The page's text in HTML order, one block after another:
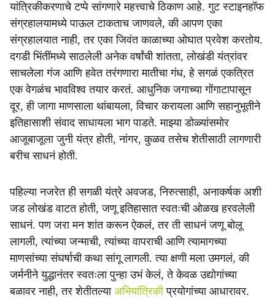
यांत्रिकीकरणाचे टप्पे सांगणारे महत्त्वाचे ठिकाण आहे. गुट स्टाइनहॉफ
संग्रहालयामध्ये पाऊल टाकताच जाणवले, की आपण एका
संग्रहालयात नाही, तर एका जिवंत काळाच्या ओघात प्रवेश करतोय.
दगडी भिंतींमध्ये साठलेली अनेक वर्षांची शांतता, लोखंडी यंत्रांवर
साचलेला गंज आणि हवेत तरंगणारा मातीचा गंध, हे सगळं एकत्रित
एक वेगळंच भावविश्व तयार करतं. आधुनिक जगाच्या गोंगाटापासून
दूर, ही जागा माणसाला थांबायला, विचार करायला आणि सहानुभूतीने
इतिहासाशी संवाद साधायला भाग पाडते. माझ्या डोळ्यांसमोर
आजूबाजूला जुनी यंत्र होती, नांगर, कुळव तसेच शेतीसाठी लागणारी
बरीच साधनं होती.
पहिल्या नजरेत ही सगळी यंत्रे अवजड, निरुत्साही, अनाकर्षक अशी
जड लोखंड वाटत होती, जणू इतिहासात स्वतःची ओळख हरवलेली
साधनं. पण जरा मन शांत करून ऐकलं, तर ती साधनं जणू बोलू
लागली, त्यांच्या जन्माची, त्यांच्या वापराची आणि त्यामागच्या
माणसांच्या संघर्षाची कथा सांगू लागली. त्या क्षणी मला उमगलं, की
जर्मनीने युद्धानंतर स्वतःला पुन्हा उभं केलं, ते केवळ उद्योगांच्या
बळावर नाही, तर शेतीतल्याअभियांत्रिकीप्रयोगांच्या आधारावर.